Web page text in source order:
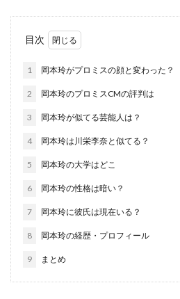
目次
1 岡本玲がプロミスの顔と変わった？
2 岡本玲のプロミスCMの評判は
3 岡本玲が似てる芸能人は？
4 岡本玲は川栄李奈と似てる？
5 岡本玲の大学はどこ
6 岡本玲の性格は暗い？
7 岡本玲に彼氏は現在いる？
8 岡本玲の経歴・プロフィール
9 まとめ